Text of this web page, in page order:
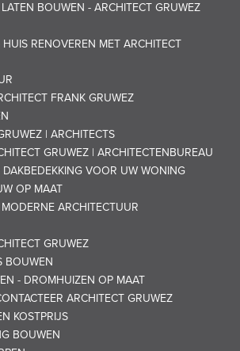
BOUWEN - ARCHITECT GRUWEZ
RENOVEREN MET ARCHITECT
FRANK GRUWEZ
| ARCHITECTS
GRUWEZ | ARCHITECTENBUREAU
VOOR UW WONING
OP MAAT
ARCHITECTUUR
GRUWEZ
BOUWEN
- DROMHUIZEN OP MAAT
ARCHITECT GRUWEZ
KOSTPRIJS
BOUWEN